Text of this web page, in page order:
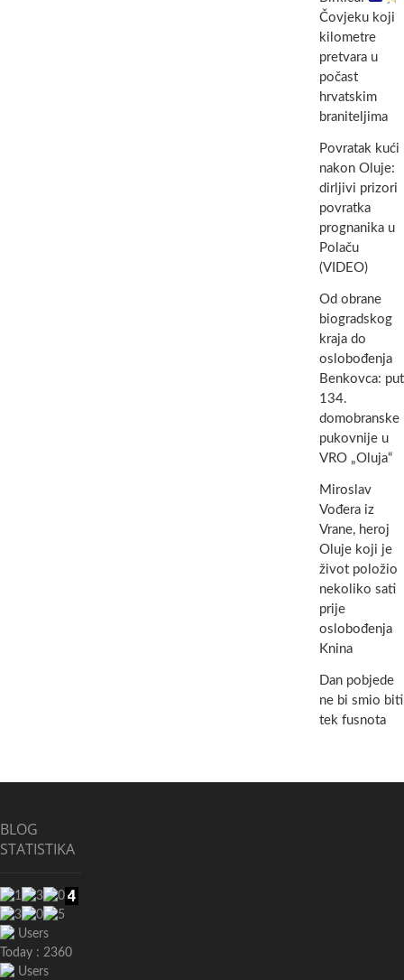
Čovjeku koji
kilometre
pretvara u
počast
hrvatskim
braniteljima
Povratak kući
nakon Oluje:
dirljivi prizori
povratka
prognanika u
Polaču
(VIDEO)
Od obrane
biogradskog
kraja do
oslobođenja
Benkovca: put
134.
domobranske
pukovnije u
VRO „Oluja“
Miroslav
Vođera iz
Vrane, heroj
Oluje koji je
život položio
nekoliko sati
prije
oslobođenja
Knina
Dan pobjede
ne bi smio biti
tek fusnota
BLOG
STATISTIKA
Users
Today : 2360
Users